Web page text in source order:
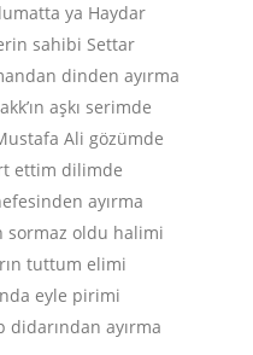
ya Haydar
sahibi Settar
dinden ayırma
aşkı serimde
Ali gözümde
ettim dilimde
ayırma
sormaz oldu halimi
tuttum elimi
eyle pirimi
didarından ayırma